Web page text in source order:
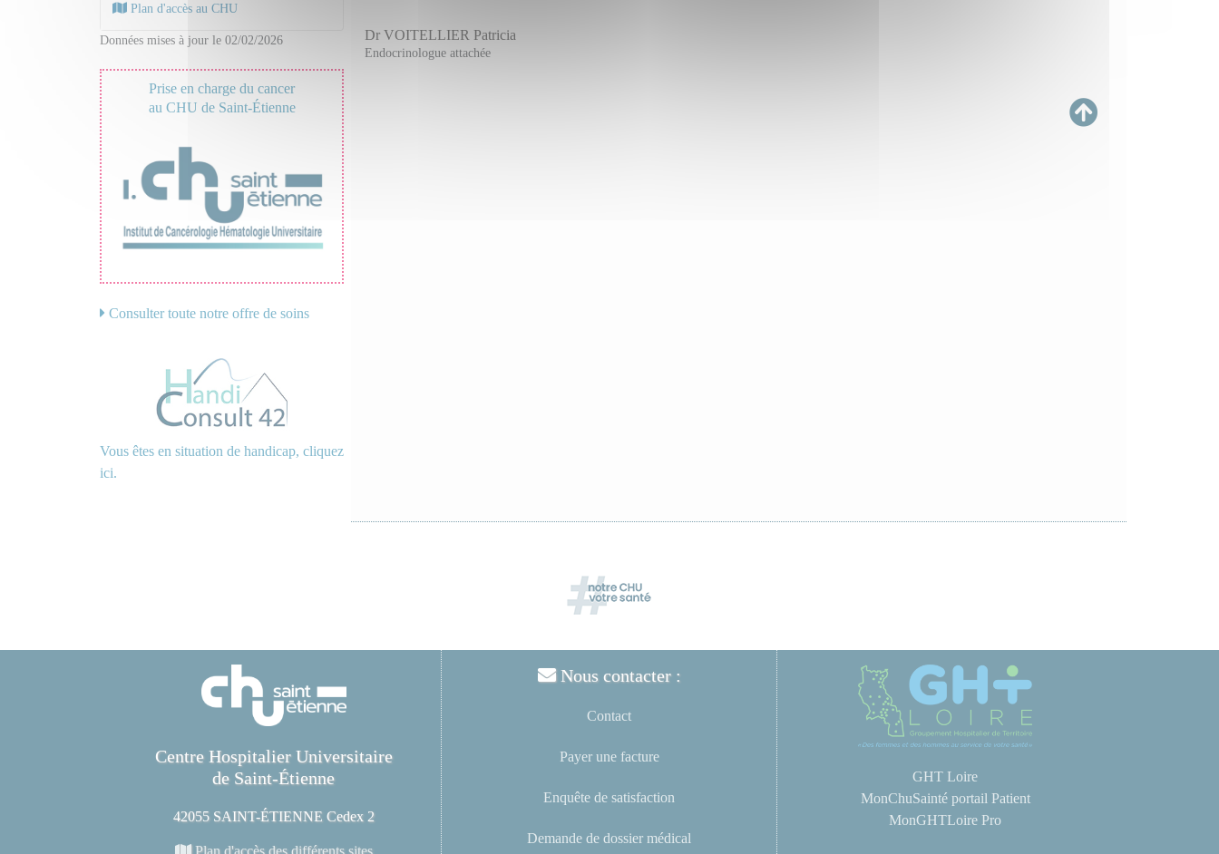
Plan d'accès au CHU
Données mises à jour le 02/02/2026
Prise en charge du cancer
au CHU de Saint-Étienne
Consulter toute notre offre de soins
Vous êtes en situation de handicap, cliquez
ici.
Dr VOITELLIER Patricia
Endocrinologue attachée
Centre Hospitalier Universitaire
de Saint-Étienne
42055 SAINT-ÉTIENNE Cedex 2
Nous contacter :
Contact
Payer une facture
Enquête de satisfaction
Demande de dossier médical
GHT Loire
MonChuSainté portail Patient
MonGHTLoire Pro